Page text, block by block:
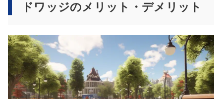
ドワッジのメリット・デメリット